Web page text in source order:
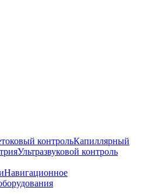
контрольКапиллярный
Ультразвуковой контроль
Навигационное